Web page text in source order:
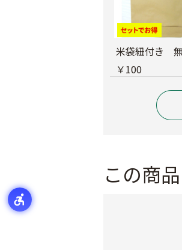
米袋紐付き
￥100
この商